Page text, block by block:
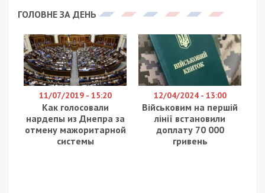
Дружина нового посла України в ОАЕ,
ексзаступника міністра оборони Олександра